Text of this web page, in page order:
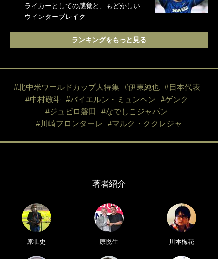
ライカーとしての感覚と、もどかしい
ウインターブレイク
ランキングをもっと見る
#北中米ワールドカップ大特集 #伊東純也
#日本代表
#中村敬斗
#バイエルン・ミュンヘン
#ゲンク
#ジュビロ磐田
#なでしこジャパン
#川崎フロンターレ
#マルク・ククレジャ
著者紹介
原壮史 原悦生 川本梅花